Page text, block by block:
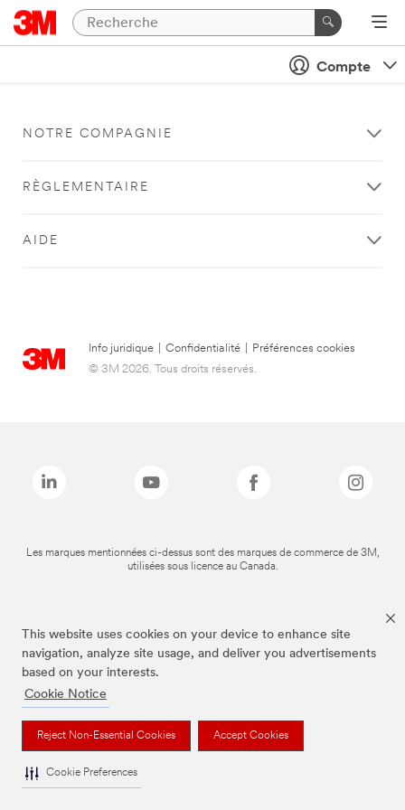
This website uses cookies on your device to enhance site
navigation, analyze site usage, and deliver you advertisements
based on your interests.
Cookie Notice
Reject Non-Essential Cookies Accept Cookies
Cookie Preferences
Compte
NOTRE COMPAGNIE
RÈGLEMENTAIRE
AIDE
Info juridique Confidentialité
Préférences cookies
© 3M 2026. Tous droits réservés.
Les marques mentionnées ci-dessus sont des marques de commerce de 3M,
utilisées sous licence au Canada.